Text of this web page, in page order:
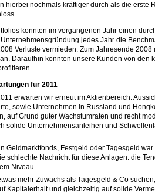
hierbei nochmals kräftiger durch als die erste
konnten im vergangenen Jahr einen
jedes Jahr die
Verluste vermieden. Zum Jahresende
Daraufhin konnten unsere Kunden von den
für 2011
erwarten wir erneut im Aktienbereich.
sowie Unternehmen in Russland und
auf Grund guter Wachstumraten und recht
solide Unternehmensanleihen und
Geldmarktfonds, Festgeld oder Tagesgeld
schlechte Nachricht für diese Anlagen: die
Niveau.
mehr Zuwachs als Tagesgeld & Co
Kapitalerhalt und gleichzeitig auf solide